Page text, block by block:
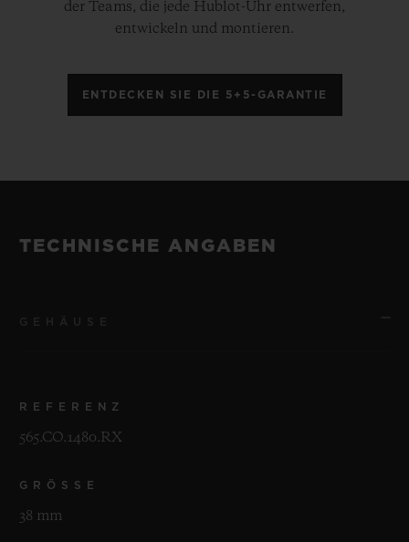
der Teams, die jede Hublot-Uhr entwerfen,
entwickeln und montieren.
ENTDECKEN SIE DIE 5+5-GARANTIE
TECHNISCHE ANGABEN
REFERENZ
565.CO.1480.RX
GRÖSSE
38 mm